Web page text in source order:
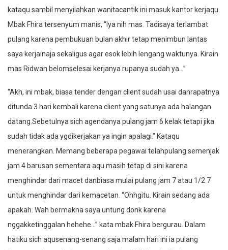
kataqu sambil menyilahkan wanitacantik ini masuk kantor kerjaqu.
Mbak Fhira tersenyum manis, “Iya nih mas. Tadisaya terlambat
pulang karena pembukuan bulan akhir tetap menimbun lantas
saya kerjainaja sekaligus agar esok lebih lengang waktunya. Kirain
mas Ridwan belomselesai kerjanya rupanya sudah ya…”
“Akh, ini mbak, biasa tender dengan client sudah usai danrapatnya
ditunda 3 hari kembali karena client yang satunya ada halangan
datang.Sebetulnya sich agendanya pulang jam 6 kelak tetapi jika
sudah tidak ada ygdikerjakan ya ingin apalagi.” Kataqu
menerangkan. Memang beberapa pegawai telahpulang semenjak
jam 4 barusan sementara aqu masih tetap di sini karena
menghindar dari macet danbiasa mulai pulang jam 7 atau 1/2 7
untuk menghindar dari kemacetan. “Ohhgitu. Kirain sedang ada
apakah. Wah bermakna saya untung donk karena
nggakketinggalan hehehe…” kata mbak Fhira bergurau. Dalam
hatiku sich aqusenang-senang saja malam hari ini ia pulang